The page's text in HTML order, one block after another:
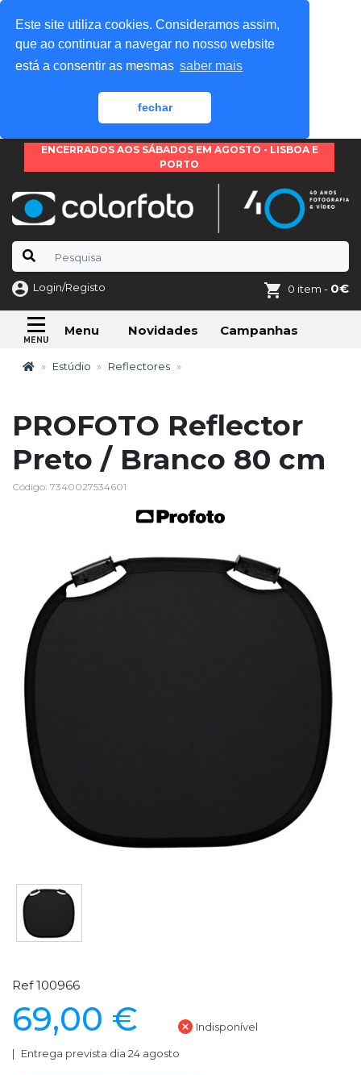
Este site utiliza cookies. Consideramos assim,
que ao continuar a navegar no nosso website
está a consentir as mesmas saber mais
fechar
ENCERRADOS AOS SÁBADOS EM AGOSTO - LISBOA E
PORTO
Login/Registo 0 item - 0€
Menu Novidades Campanhas
Estúdio Reflectores
PROFOTO Reflector
Preto / Branco 80 cm
Código: 7340027534601
Ref 100966
69,00 € Indisponível
Entrega prevista dia 24 agosto